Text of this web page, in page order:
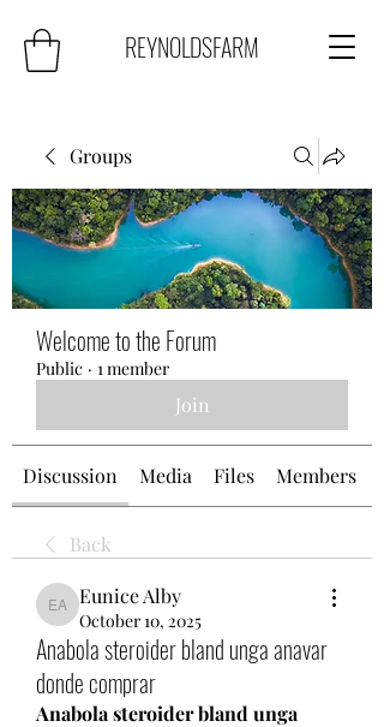
REYNOLDSFARM
Groups
Welcome to the Forum
Public · 1 member
Join
Discussion Media Files Members
Back
Eunice Alby
Eunice Alby
October 10, 2025
Anabola steroider bland unga anavar
donde comprar
Anabola steroider bland unga